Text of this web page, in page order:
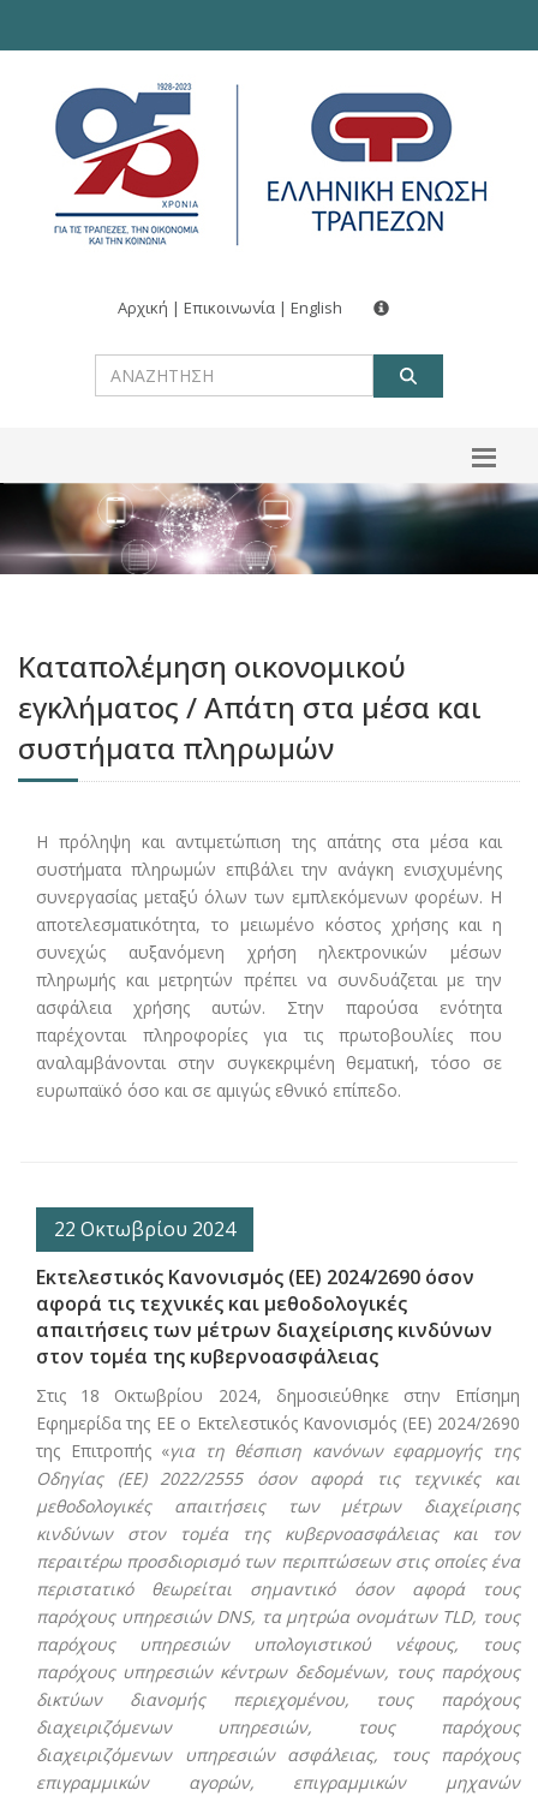
Αρχική | Επικοινωνία | English
Καταπολέμηση οικονομικού
εγκλήματος / Απάτη στα μέσα και
συστήματα πληρωμών
Η πρόληψη και αντιμετώπιση της απάτης στα μέσα και
συστήματα πληρωμών επιβάλει την ανάγκη ενισχυμένης
συνεργασίας μεταξύ όλων των εμπλεκόμενων φορέων. Η
αποτελεσματικότητα, το μειωμένο κόστος χρήσης και η
συνεχώς αυξανόμενη χρήση ηλεκτρονικών μέσων
πληρωμής και μετρητών πρέπει να συνδυάζεται με την
ασφάλεια χρήσης αυτών. Στην παρούσα ενότητα
παρέχονται πληροφορίες για τις πρωτοβουλίες που
αναλαμβάνονται στην συγκεκριμένη θεματική, τόσο σε
ευρωπαϊκό όσο και σε αμιγώς εθνικό επίπεδο.
22 Οκτωβρίου 2024
Εκτελεστικός Κανονισμός (ΕΕ) 2024/2690 όσον
αφορά τις τεχνικές και μεθοδολογικές
απαιτήσεις των μέτρων διαχείρισης κινδύνων
στον τομέα της κυβερνοασφάλειας
Στις 18 Οκτωβρίου 2024, δημοσιεύθηκε στην Επίσημη
Εφημερίδα της ΕΕ ο Εκτελεστικός Κανονισμός (ΕΕ) 2024/2690
της Επιτροπής «για τη θέσπιση κανόνων εφαρμογής της
Οδηγίας (ΕΕ) 2022/2555 όσον αφορά τις τεχνικές και
μεθοδολογικές απαιτήσεις των μέτρων διαχείρισης
κινδύνων στον τομέα της κυβερνοασφάλειας και τον
περαιτέρω προσδιορισμό των περιπτώσεων στις οποίες ένα
περιστατικό θεωρείται σημαντικό όσον αφορά τους
παρόχους υπηρεσιών DNS, τα μητρώα ονομάτων TLD, τους
παρόχους υπηρεσιών υπολογιστικού νέφους, τους
παρόχους υπηρεσιών κέντρων δεδομένων, τους παρόχους
δικτύων διανομής περιεχομένου, τους παρόχους
διαχειριζόμενων υπηρεσιών, τους παρόχους
διαχειριζόμενων υπηρεσιών ασφάλειας, τους παρόχους
επιγραμμικών αγορών, επιγραμμικών μηχανών